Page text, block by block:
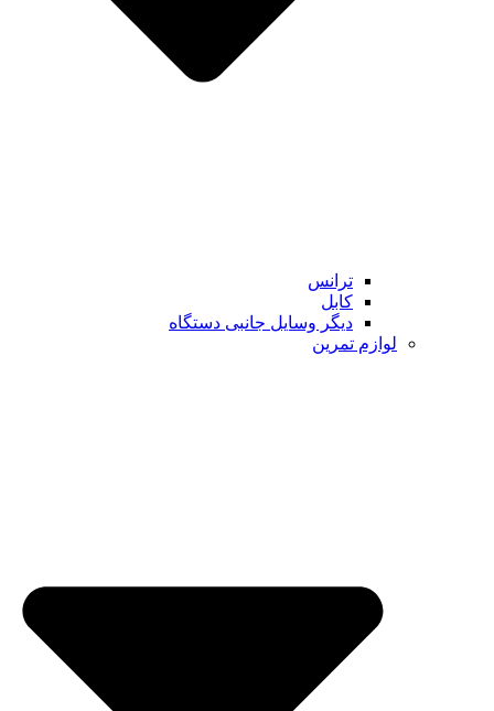
ترانس
کابل
دیگر وسایل جانبی دستگاه
لوازم تمرین